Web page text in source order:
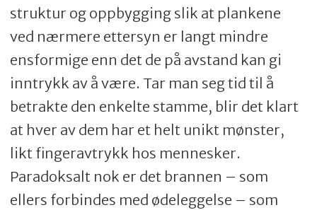
struktur og oppbygging slik at plankene
ved nærmere ettersyn er langt mindre
ensformige enn det de på avstand kan gi
inntrykk av å være. Tar man seg tid til å
betrakte den enkelte stamme, blir det klart
at hver av dem har et helt unikt mønster,
likt fingeravtrykk hos mennesker.
Paradoksalt nok er det brannen – som
ellers forbindes med ødeleggelse – som